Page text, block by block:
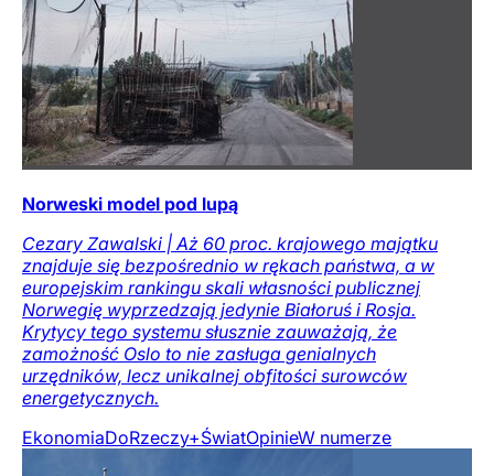
Norweski model pod lupą
Cezary Zawalski | Aż 60 proc. krajowego majątku
znajduje się bezpośrednio w rękach państwa, a w
europejskim rankingu skali własności publicznej
Norwegię wyprzedzają jedynie Białoruś i Rosja.
Krytycy tego systemu słusznie zauważają, że
zamożność Oslo to nie zasługa genialnych
urzędników, lecz unikalnej obfitości surowców
energetycznych.
EkonomiaDoRzeczy+ŚwiatOpinieW numerze